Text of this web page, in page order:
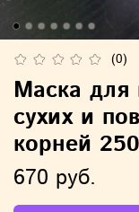
(0)
Маска для
сухих и
корней
670 руб.